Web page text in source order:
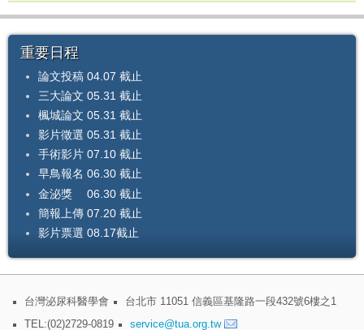
重要日程
論文投稿 04.07 截止
三大論文 05.31 截止
楓城論文 05.31 截止
影片徵選 05.31 截止
手術影片 07.10 截止
早鳥報名 06.30 截止
金泌獎 06.30 截止
簡報上傳 07.20 截止
影片票選 08.17截止
台灣泌尿科醫學會
台北市 11051 信義區基隆路一段432號6樓之1
TEL:(02)2729-0819
service@tua.org.tw